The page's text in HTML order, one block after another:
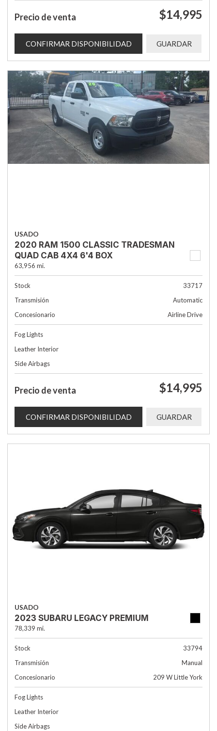
Precio de venta $14,995
CONFIRMAR DISPONIBILIDAD GUARDAR
USADO
2020 RAM 1500 CLASSIC TRADESMAN
QUAD CAB 4X4 6'4 BOX
63,956 mi.
Stock
33717
Transmisión
Automatic
Concesionario
Airline Drive
Fog Lights
Leather Interior
Side Airbags
Precio de venta $14,995
CONFIRMAR DISPONIBILIDAD GUARDAR
USADO
2023 SUBARU LEGACY PREMIUM
78,339 mi.
Stock
33794
Transmisión
Manual
Concesionario
209 W Little York
Fog Lights
Leather Interior
Side Airbags